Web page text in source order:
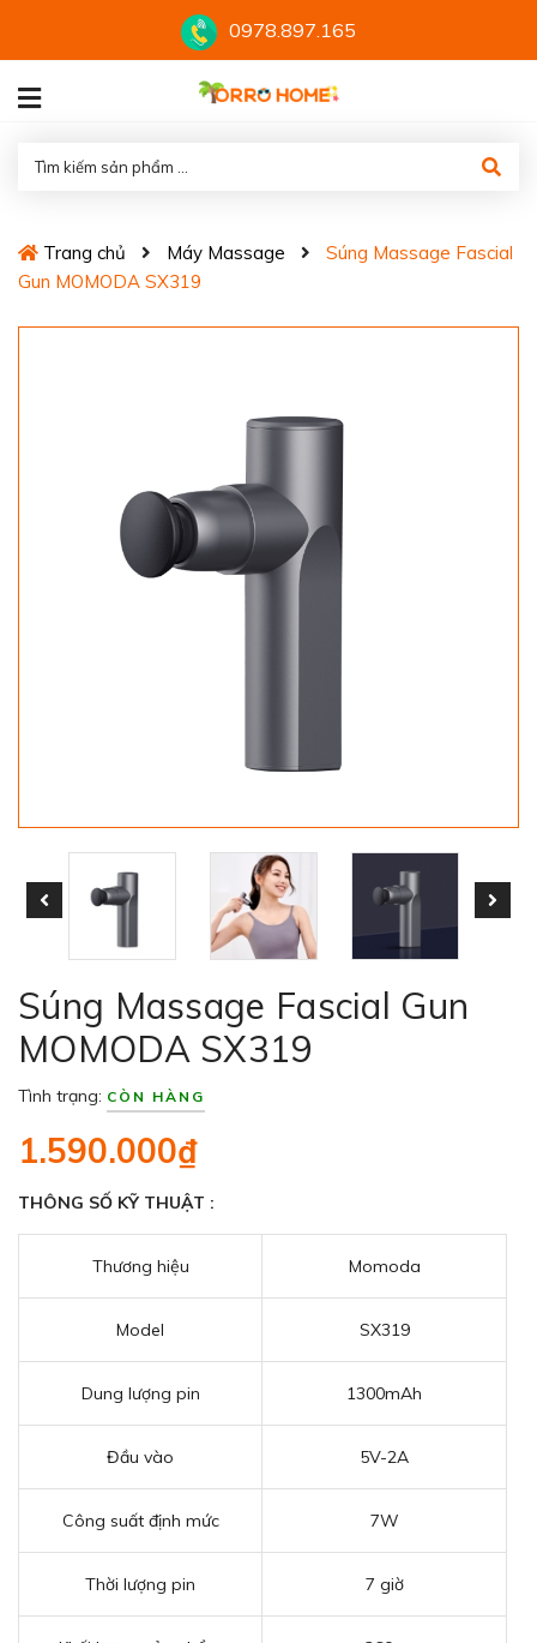
0978.897.165
Trang chủ Máy Massage
Súng Massage Fascial
Gun MOMODA SX319
Súng Massage Fascial Gun
MOMODA SX319
Tình trạng: CÒN HÀNG
1.590.000₫
THÔNG SỐ KỸ THUẬT :
Thương hiệu Momoda
Model SX319
Dung lượng pin 1300mAh
Đầu vào 5V-2A
Công suất định mức 7W
Thời lượng pin 7 giờ